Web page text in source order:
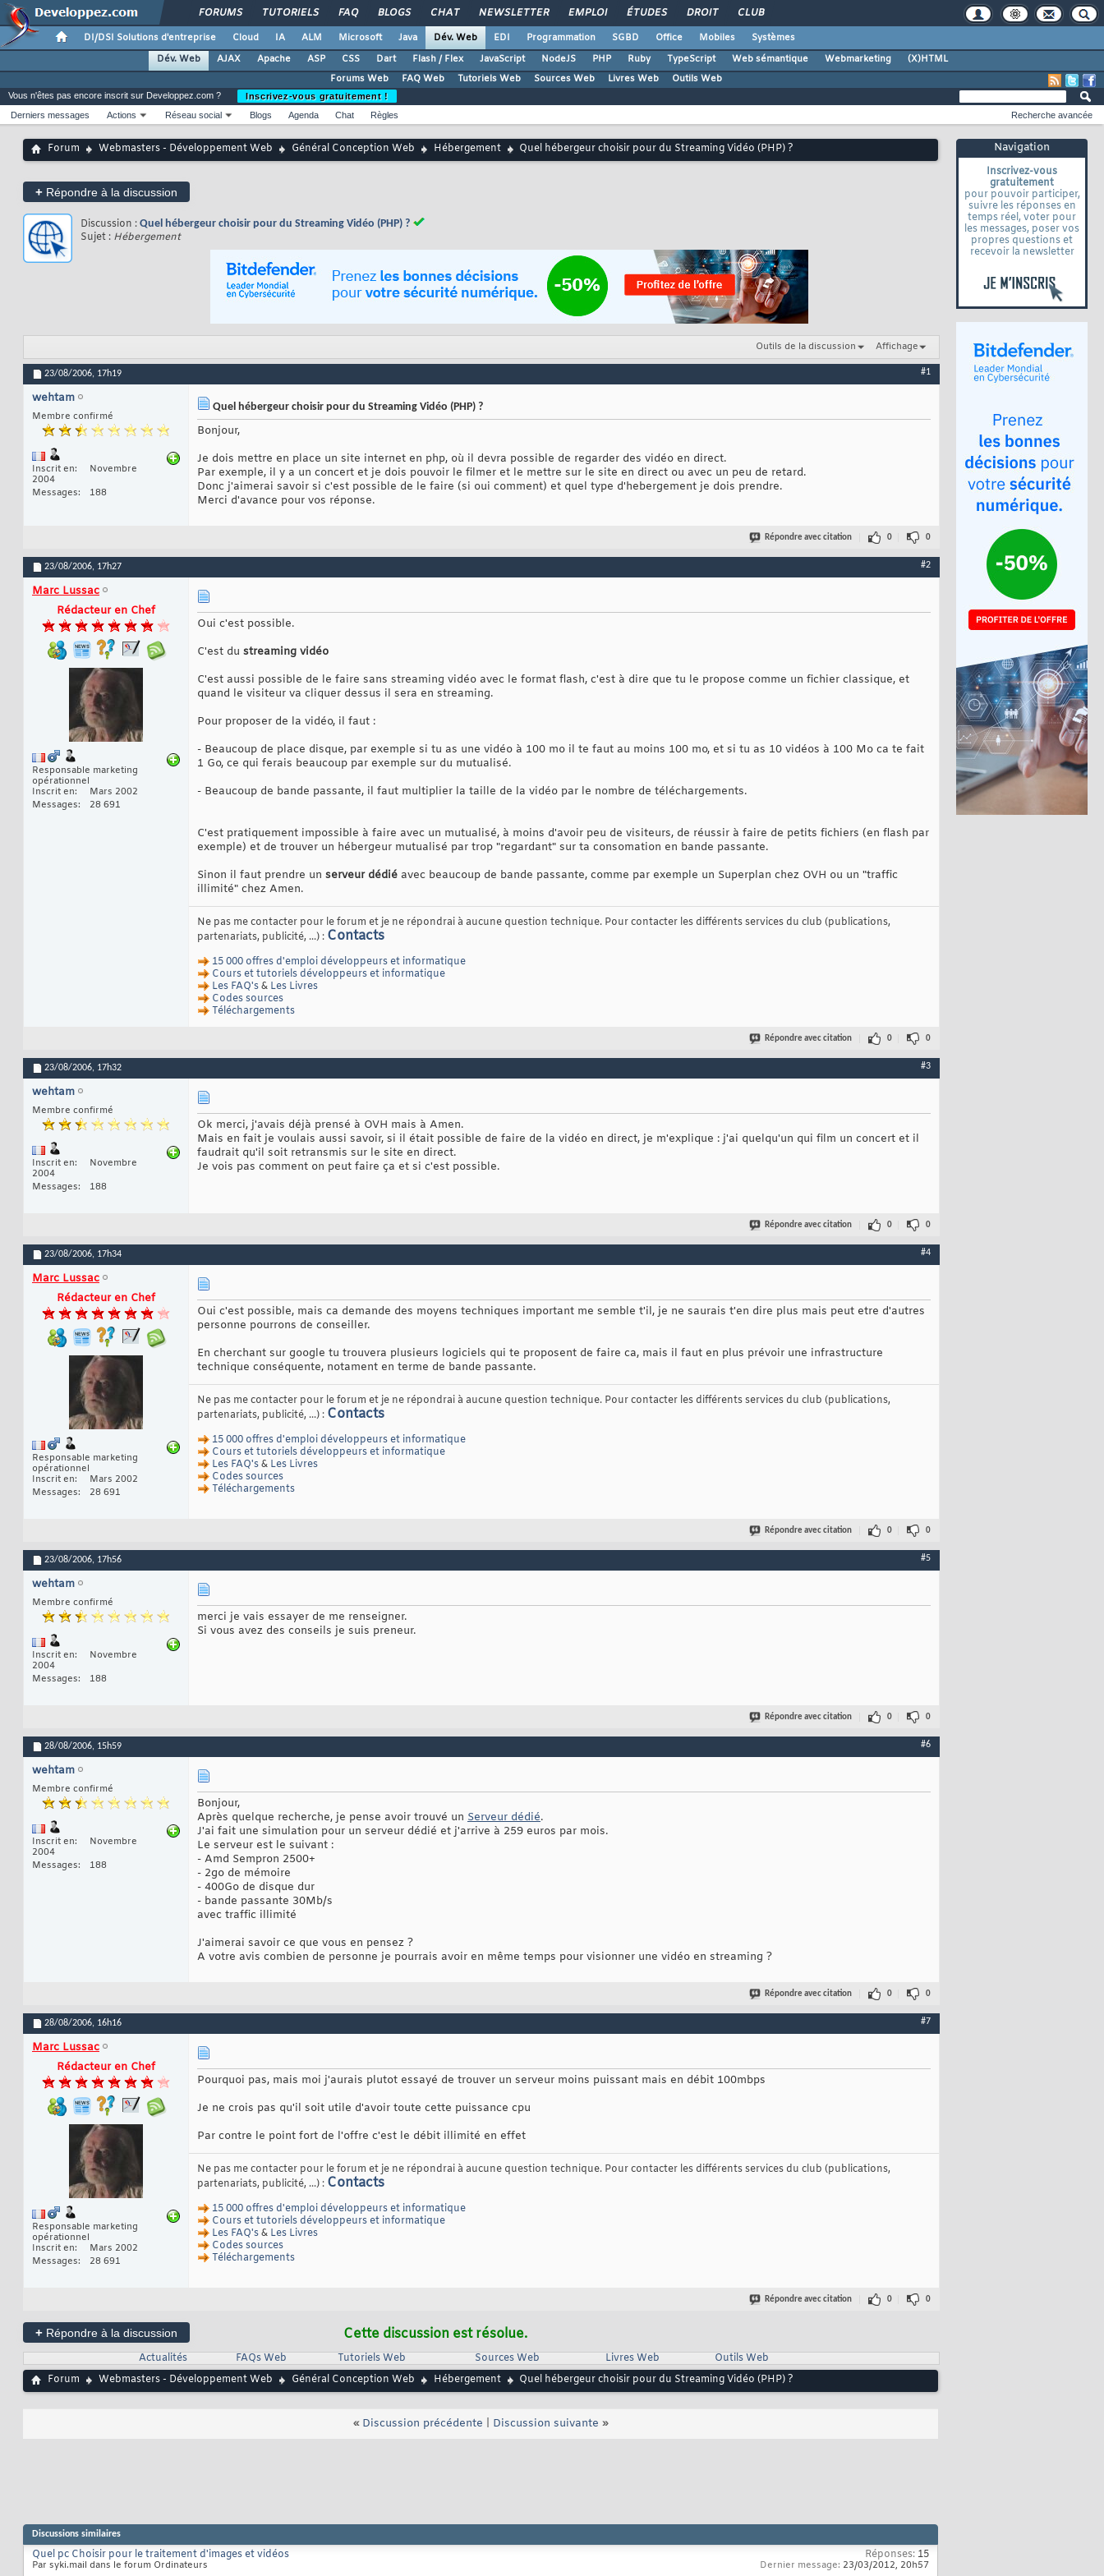
FORUMS TUTORIELS FAQ BLOGS CHAT NEWSLETTER EMPLOI ÉTUDES DROIT CLUB
DI/DSI Solutions d'entreprise Cloud IA ALM Microsoft Java Dév. Web EDI Programmation SGBD Office Mobiles
Systèmes
Dév. Web
AJAX Apache ASP CSS Dart Flash / Flex JavaScript NodeJS PHP Ruby TypeScript Web sémantique Webmarketing
(X)HTML
Forums Web
FAQ Web Tutoriels Web Sources Web Livres Web Outils Web
Navigation
Inscrivez-vous
gratuitement
pour pouvoir participer,
suivre les réponses en
temps réel, voter pour
les messages, poser vos
propres questions et
recevoir la newsletter
Vous n'êtes pas encore inscrit sur Developpez.com ?
Inscrivez-vous gratuitement !
Derniers messages
Actions Réseau social Blogs Agenda Chat Règles Recherche avancée
Forum Webmasters - Développement Web Général Conception Web Hébergement Quel hébergeur choisir pour du Streaming Vidéo (PHP) ?
+ Répondre à la discussion
Discussion : Quel hébergeur choisir pour du Streaming Vidéo (PHP) ?
Sujet : Hébergement
Outils de la discussion Affichage
23/08/2006, 17h19 #1
wehtam
Membre confirmé
Inscrit en
Novembre
2004
Messages
188
Quel hébergeur choisir pour du Streaming Vidéo (PHP) ?
Bonjour,
Je dois mettre en place un site internet en php, où il devra possible de regarder des vidéo en direct.
Par exemple, il y a un concert et je dois pouvoir le filmer et le mettre sur le site en direct ou avec un peu de retard.
Donc j'aimerai savoir si c'est possible de le faire (si oui comment) et quel type d'hebergement je dois prendre.
Merci d'avance pour vos réponse.
Répondre avec citation 0 0
23/08/2006, 17h27 #2
Marc Lussac
Rédacteur en Chef
Responsable marketing
opérationnel
Inscrit en
Mars 2002
Messages
28 691
Oui c'est possible.
C'est du streaming vidéo
C'est aussi possible de le faire sans streaming vidéo avec le format flash, c'est à dire que tu le propose comme un fichier classique, et
quand le visiteur va cliquer dessus il sera en streaming.
Pour proposer de la vidéo, il faut :
- Beaucoup de place disque, par exemple si tu as une vidéo à 100 mo il te faut au moins 100 mo, et si tu as 10 vidéos à 100 Mo ca te fait
1 Go, ce qui ferais beaucoup par exemple sur du mutualisé.
- Beaucoup de bande passante, il faut multiplier la taille de la vidéo par le nombre de téléchargements.
C'est pratiquement impossible à faire avec un mutualisé, à moins d'avoir peu de visiteurs, de réussir à faire de petits fichiers (en flash par
exemple) et de trouver un hébergeur mutualisé par trop "regardant" sur ta consomation en bande passante.
Sinon il faut prendre un serveur dédié avec beaucoup de bande passante, comme par exemple un Superplan chez OVH ou un "traffic
illimité" chez Amen.
Ne pas me contacter pour le forum et je ne répondrai à aucune question technique. Pour contacter les différents services du club (publications,
partenariats, publicité, ...) : Contacts
15 000 offres d'emploi développeurs et informatique
Cours et tutoriels développeurs et informatique
Les FAQ's& Les Livres
Codes sources
Téléchargements
Répondre avec citation 0 0
23/08/2006, 17h32 #3
wehtam
Membre confirmé
Inscrit en
Novembre
2004
Messages
188
Ok merci, j'avais déjà prensé à OVH mais à Amen.
Mais en fait je voulais aussi savoir, si il était possible de faire de la vidéo en direct, je m'explique : j'ai quelqu'un qui film un concert et il
faudrait qu'il soit retransmis sur le site en direct.
Je vois pas comment on peut faire ça et si c'est possible.
Répondre avec citation 0 0
23/08/2006, 17h34 #4
Marc Lussac
Rédacteur en Chef
Responsable marketing
opérationnel
Inscrit en
Mars 2002
Messages
28 691
Oui c'est possible, mais ca demande des moyens techniques important me semble t'il, je ne saurais t'en dire plus mais peut etre d'autres
personne pourrons de conseiller.
En cherchant sur google tu trouvera plusieurs logiciels qui te proposent de faire ca, mais il faut en plus prévoir une infrastructure
technique conséquente, notament en terme de bande passante.
Ne pas me contacter pour le forum et je ne répondrai à aucune question technique. Pour contacter les différents services du club (publications,
partenariats, publicité, ...) : Contacts
15 000 offres d'emploi développeurs et informatique
Cours et tutoriels développeurs et informatique
Les FAQ's& Les Livres
Codes sources
Téléchargements
Répondre avec citation 0 0
23/08/2006, 17h56 #5
wehtam
Membre confirmé
Inscrit en
Novembre
2004
Messages
188
merci je vais essayer de me renseigner.
Si vous avez des conseils je suis preneur.
Répondre avec citation 0 0
28/08/2006, 15h59 #6
wehtam
Membre confirmé
Inscrit en
Novembre
2004
Messages
188
Bonjour,
Après quelque recherche, je pense avoir trouvé un Serveur dédié.
J'ai fait une simulation pour un serveur dédié et j'arrive à 259 euros par mois.
Le serveur est le suivant :
- Amd Sempron 2500+
- 2go de mémoire
- 400Go de disque dur
- bande passante 30Mb/s
avec traffic illimité
J'aimerai savoir ce que vous en pensez ?
A votre avis combien de personne je pourrais avoir en même temps pour visionner une vidéo en streaming ?
Répondre avec citation 0 0
28/08/2006, 16h16 #7
Marc Lussac
Rédacteur en Chef
Responsable marketing
opérationnel
Inscrit en
Mars 2002
Messages
28 691
Pourquoi pas, mais moi j'aurais plutot essayé de trouver un serveur moins puissant mais en débit 100mbps
Je ne crois pas qu'il soit utile d'avoir toute cette puissance cpu
Par contre le point fort de l'offre c'est le débit illimité en effet
Ne pas me contacter pour le forum et je ne répondrai à aucune question technique. Pour contacter les différents services du club (publications,
partenariats, publicité, ...) : Contacts
15 000 offres d'emploi développeurs et informatique
Cours et tutoriels développeurs et informatique
Les FAQ's& Les Livres
Codes sources
Téléchargements
Répondre avec citation 0 0
+ Répondre à la discussion Cette discussion est résolue.
Actualités FAQs Web Tutoriels Web Sources Web Livres Web
Outils Web
Forum
Webmasters - Développement Web Général Conception Web Hébergement Quel hébergeur choisir pour du Streaming Vidéo (PHP) ?
« Discussion précédente Discussion suivante »
Discussions similaires
Quel pc Choisir pour le traitement d'images et vidéos
Par syki.mail dans le forum Ordinateurs
Réponses: 15
Dernier message: 23/03/2012, 20h57